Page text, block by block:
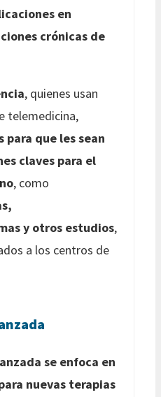
en
crónicas de
, quienes usan
telemedicina,
para que les sean
claves para el
, como
y otros estudios,
a los centros de
se enfoca en
nuevas terapias